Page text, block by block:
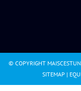
© COPYRIGHT
SITEMAP |